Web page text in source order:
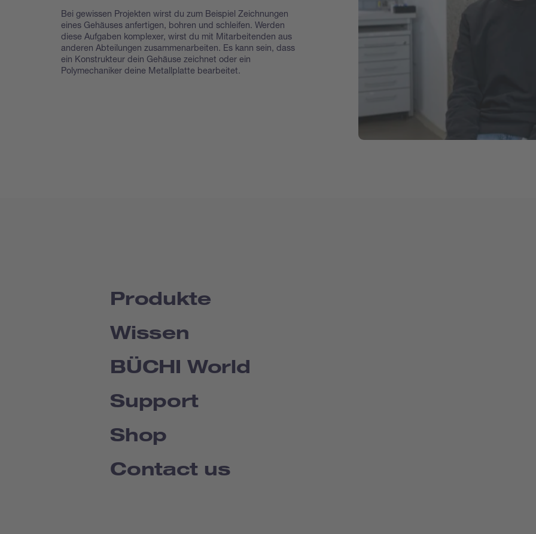
Bei gewissen Projekten wirst du zum Beispiel Zeichnungen
eines Gehäuses anfertigen, bohren und schleifen. Werden
diese Aufgaben komplexer, wirst du mit Mitarbeitenden aus
anderen Abteilungen zusammenarbeiten. Es kann sein, dass
ein Konstrukteur dein Gehäuse zeichnet oder ein
Polymechaniker deine Metallplatte bearbeitet.
Produkte
Wissen
BÜCHI World
Support
Shop
Contact us